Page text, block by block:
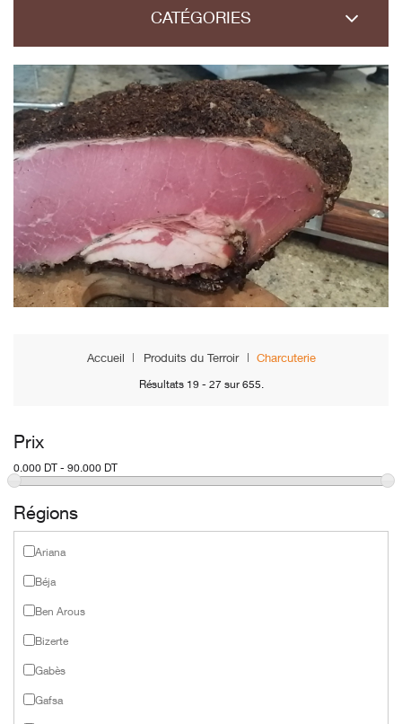
CATÉGORIES
Accueil Produits du Terroir Charcuterie
Résultats 19 - 27 sur 655.
Prix
0.000 DT - 90.000 DT
Régions
Ariana
Béja
Ben Arous
Bizerte
Gabès
Gafsa